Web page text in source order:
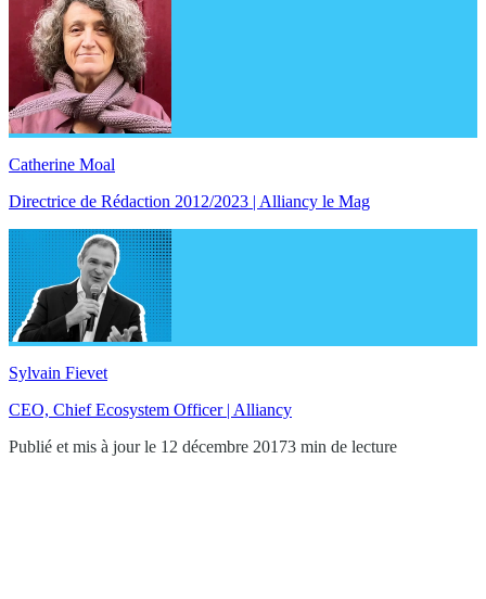
Catherine Moal
Directrice de Rédaction 2012/2023 | Alliancy le Mag
Sylvain Fievet
CEO, Chief Ecosystem Officer | Alliancy
Publié et mis à jour le 12 décembre 20173 min de lecture